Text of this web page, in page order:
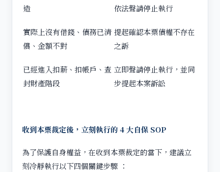
造
依法聲請停止執行
實際上沒有借錢、債務已清
償、金額不對
提起確認本票債權不存在
之訴
已經進入扣薪、扣帳戶、查
封財產階段
立即聲請停止執行，並同
步提起本案訴訟
收到本票裁定後，立刻執行的 4 大自保 SOP
為了保護自身權益，在收到本票裁定的當下，建議立
刻冷靜執行以下四個關鍵步驟 ：